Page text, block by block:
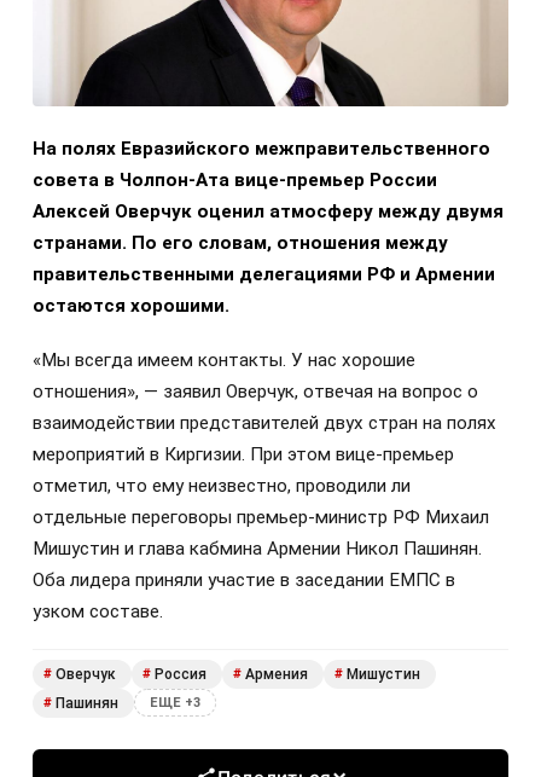
На полях Евразийского межправительственного
совета в Чолпон-Ата вице-премьер России
Алексей Оверчук оценил атмосферу между двумя
странами. По его словам, отношения между
правительственными делегациями РФ и Армении
остаются хорошими.
«Мы всегда имеем контакты. У нас хорошие
отношения», — заявил Оверчук, отвечая на вопрос о
взаимодействии представителей двух стран на полях
мероприятий в Киргизии. При этом вице-премьер
отметил, что ему неизвестно, проводили ли
отдельные переговоры премьер-министр РФ Михаил
Мишустин и глава кабмина Армении Никол Пашинян.
Оба лидера приняли участие в заседании ЕМПС в
узком составе.
# Оверчук # Россия # Армения # Мишустин
# Пашинян ЕЩЕ +3